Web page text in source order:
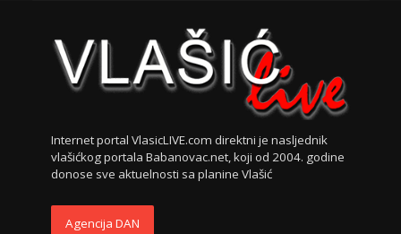
Internet portal VlasicLIVE.com direktni je nasljednik
vlašićkog portala Babanovac.net, koji od 2004. godine
donose sve aktuelnosti sa planine Vlašić
Agencija DAN